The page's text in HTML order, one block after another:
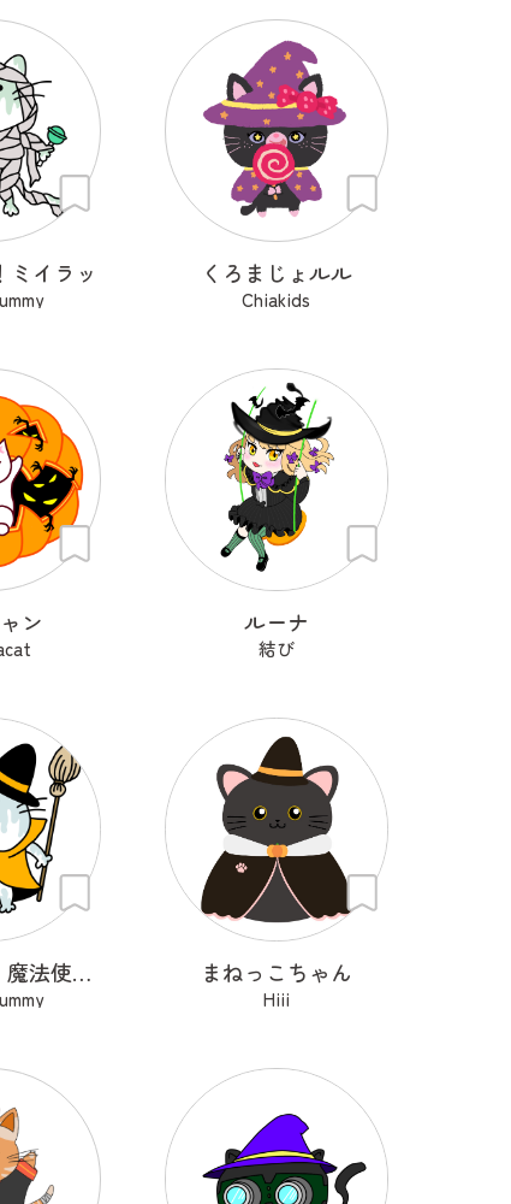
ミイラッ くろまじょルル
Chiakids
ン ルーナ
結び
にゃんぺろ！魔法使いっ まねっこちゃん
Hiii